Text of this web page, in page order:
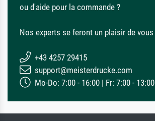
ou d'aide pour la commande ?
Nos experts se feront un plaisir de vous
+43 4257 29415
support@meisterdrucke.com
Mo-Do: 7:00 - 16:00 | Fr: 7:00 - 13:00